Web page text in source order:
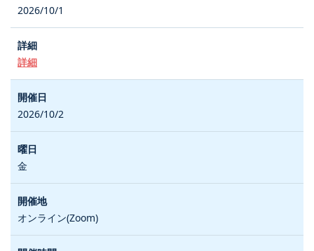
2026/10/1
詳細
2026/10/2
金
オンライン(Zoom)